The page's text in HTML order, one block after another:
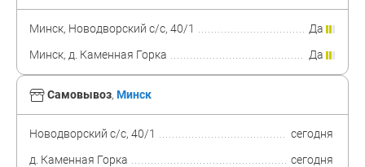
Самовывоз, Минск
Новодворский с/с, 40/1
сегодня
д. Каменная Горка
сегодня
Минск, Новодворский с/с, 40/1
Да
Минск, д. Каменная Горка
Да